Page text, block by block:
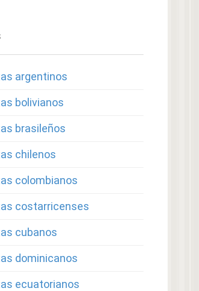
argentinos
bolivianos
brasileños
chilenos
colombianos
costarricenses
cubanos
dominicanos
ecuatorianos